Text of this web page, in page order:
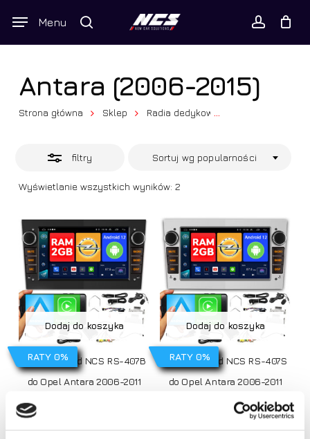
Wyszukiwarka
produktów
search account
Menu
Twój koszyk Close
Antara (2006-2015)
Strona główna Sklep Radia dedykowane ...
filtry
Wyświetlanie wszystkich wyników: 2Posortowane
Sortuj wg popularności
Close
RATY 0%
Dodaj do koszyka
Radio Android NCS RS-407B
do Opel Antara 2006-2011
RATY 0%
Dodaj do koszyka
Radio Android NCS RS-407S
do Opel Antara 2006-2011
690,00zł